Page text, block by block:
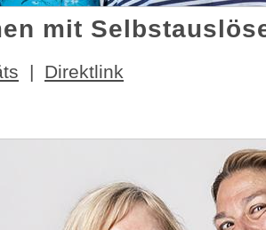
mit
| Direktlink